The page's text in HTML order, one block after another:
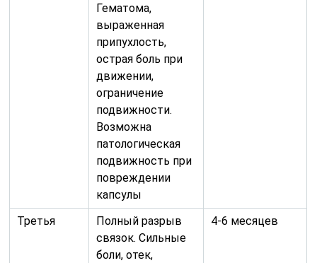
Гематома,
выраженная
припухлость,
острая боль при
движении,
ограничение
подвижности.
Возможна
патологическая
подвижность при
повреждении
капсулы
Третья
Полный разрыв
связок. Сильные
боли, отек,
4-6 месяцев